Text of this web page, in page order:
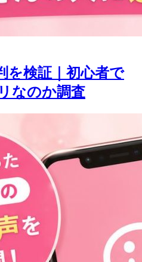
を検証｜初心者で
なのか調査